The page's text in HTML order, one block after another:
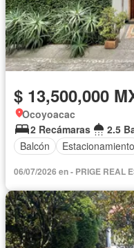
$ 13,500,000
Ocoyoacac
2 Recámaras
2.5
Balcón
Estacionamiento
06/07/2026 en - PRIGE REAL